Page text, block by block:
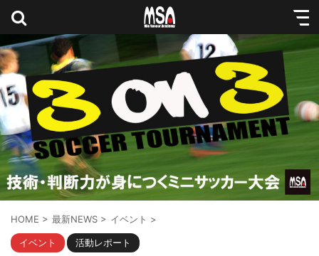
HOME > 最新NEWS > イベント >
イベント 活動レポート